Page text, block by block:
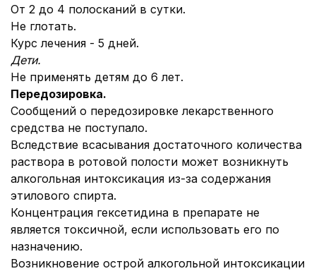
От 2 до 4 полосканий в сутки.
Не глотать.
Курс лечения - 5 дней.
Дети.
Не применять детям до 6 лет.
Передозировка.
Сообщений о передозировке лекарственного
средства не поступало.
Вследствие всасывания достаточного количества
раствора в ротовой полости может возникнуть
алкогольная интоксикация из-за содержания
этилового спирта.
Концентрация гексетидина в препарате не
является токсичной, если использовать его по
назначению.
Возникновение острой алкогольной интоксикации